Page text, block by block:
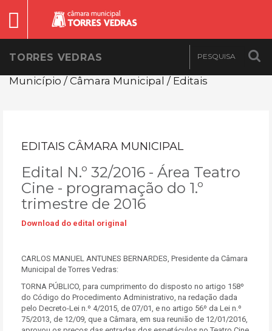
TORRES VEDRAS
Município / Câmara Municipal / Editais
EDITAIS CÂMARA MUNICIPAL
Edital N.º 32/2016 - Área Teatro
Cine - programação do 1.º
trimestre de 2016
Download do edital original
CARLOS MANUEL ANTUNES BERNARDES, Presidente da Câmara
Municipal de Torres Vedras:
TORNA PÚBLICO, para cumprimento do disposto no artigo 158º
do Código do Procedimento Administrativo, na redação dada
pelo Decreto-Lei n.º 4/2015, de 07/01, e no artigo 56º da Lei n.º
75/2013, de 12/09, que a Câmara, em sua reunião de 12/01/2016,